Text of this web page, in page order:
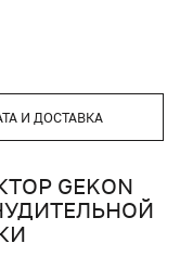
И ДОСТАВКА
GEKON